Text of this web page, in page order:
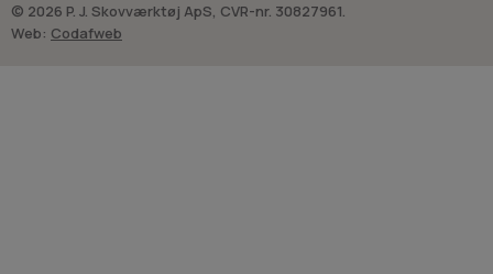
© 2026 P. J. Skovværktøj ApS, CVR-nr. 30827961.
Web: Codafweb